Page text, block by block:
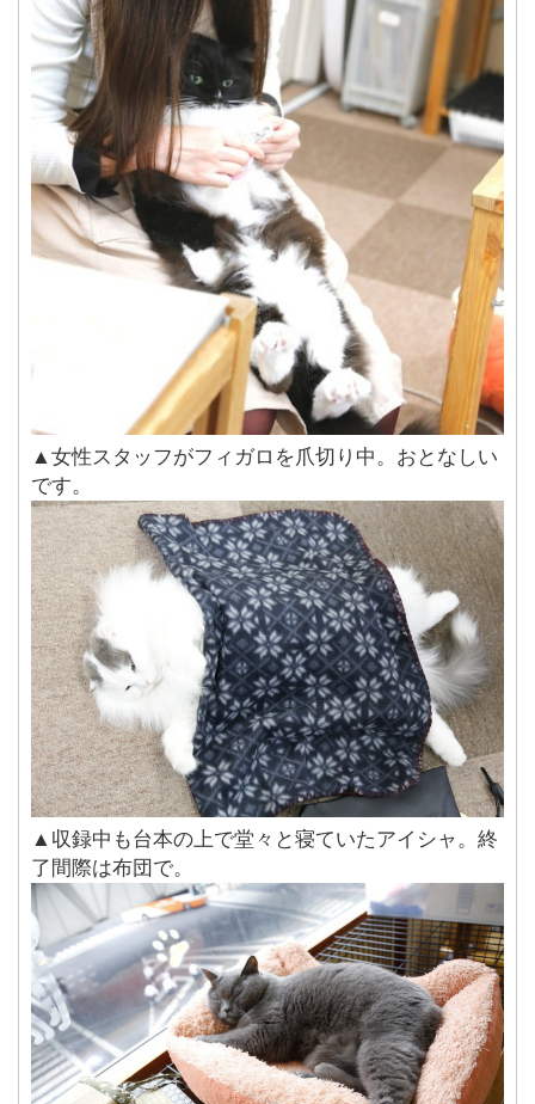
▲女性スタッフがフィガロを爪切り中。おとなしい
です。
▲収録中も台本の上で堂々と寝ていたアイシャ。終
了間際は布団で。